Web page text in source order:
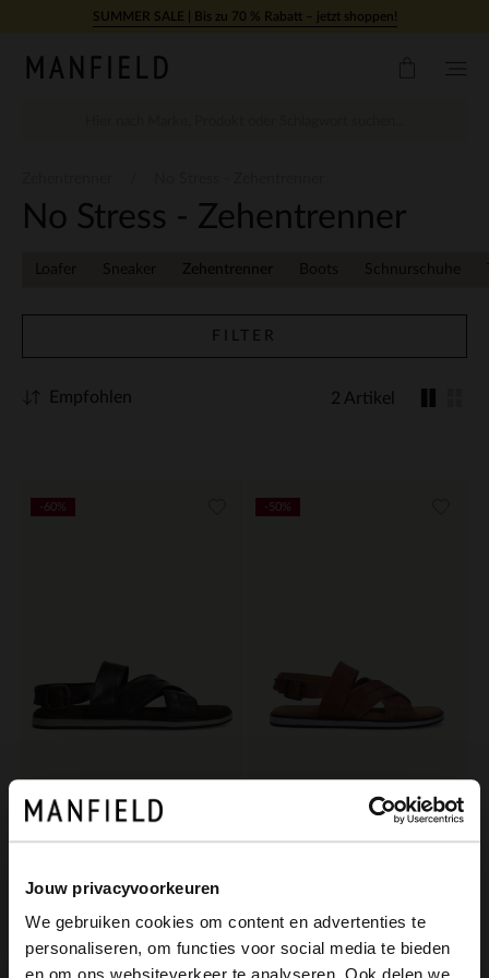
Jouw privacyvoorkeuren
We gebruiken cookies om content en advertenties te
personaliseren, om functies voor social media te bieden
Zum Inhalt springenSUMMER SALE | Bis zu 70 % Rabatt – jetzt shoppen!
No Stress - Zehentrenner
Loafer Sneaker Zehentrenner Boots Schnurschuhe
FILTER
2 Artikel
Empfohlen
No Stress
Braune Ledersandalen
-60%
Cognacfarbene Ledersandalen
-50%